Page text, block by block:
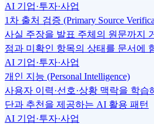
AI 기업·투자·사업
1차 출처 검증 (Primary Source
사실 주장을 발표 주체의 원문까지
점과 미확인 항목의 상태를 문서에
AI 기업·투자·사업
개인 지능 (Personal Intelligence)
사용자 이력·선호·상황 맥락을 학
단과 추천을 제공하는 AI 활용 패턴
AI 기업·투자·사업